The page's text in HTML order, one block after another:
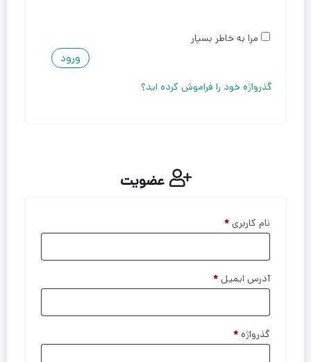
مرا به خاطر بسپار
ورود
گذرواژه خود را فراموش کرده اید؟
عضویت
نام کاربری *
آدرس ایمیل *
گذرواژه *